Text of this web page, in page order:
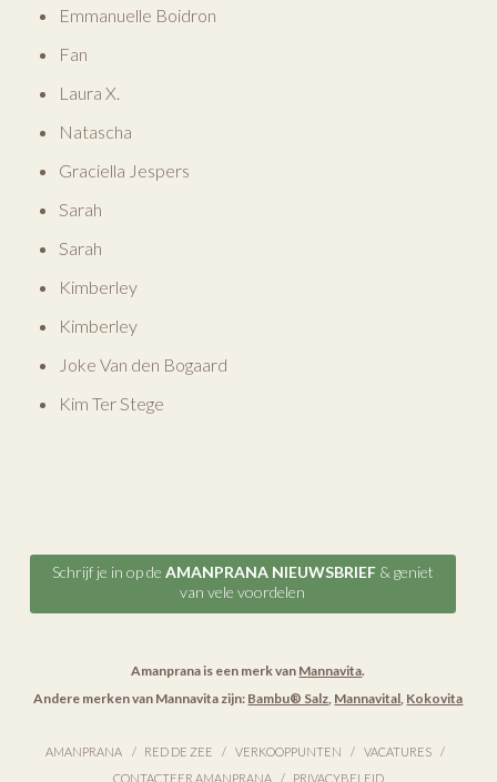
Emmanuelle Boidron
Fan
Laura X.
Natascha
Graciella Jespers
Sarah
Sarah
Kimberley
Kimberley
Joke Van den Bogaard
Kim Ter Stege
Schrijf je in op de AMANPRANA NIEUWSBRIEF& geniet
van vele voordelen
Amanprana is een merk van Mannavita.
Andere merken van Mannavita zijn: Bambu® Salz Mannavital Kokovita
AMANPRANA RED DE ZEE VERKOOPPUNTEN
VACATURES
CONTACTEER AMANPRANA
PRIVACYBELEID